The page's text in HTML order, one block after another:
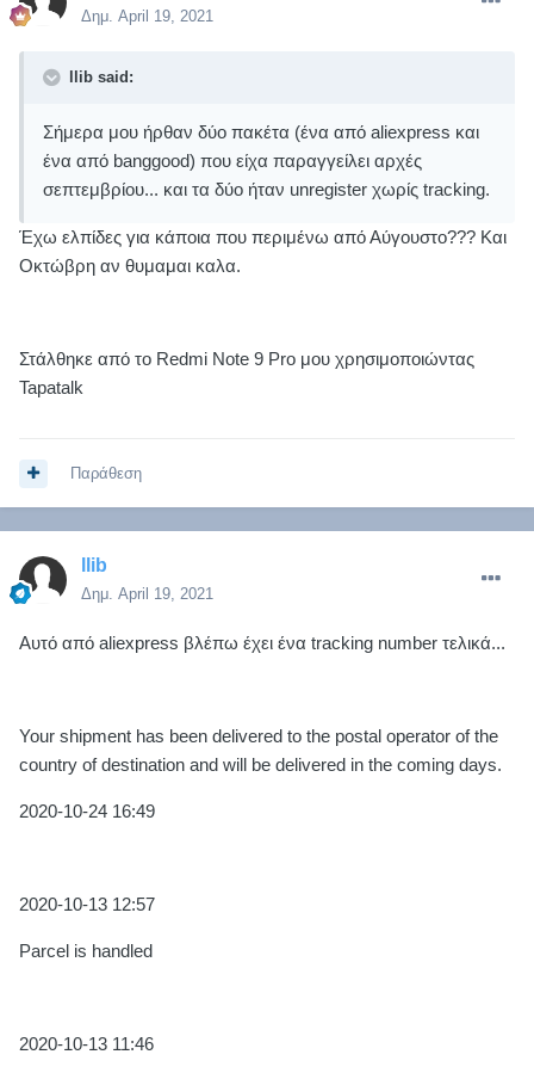
Δημ. April 19, 2021
llib said:
Σήμερα μου ήρθαν δύο πακέτα (ένα από aliexpress και
ένα από banggood) που είχα παραγγείλει αρχές
σεπτεμβρίου... και τα δύο ήταν unregister χωρίς tracking.
Έχω ελπίδες για κάποια που περιμένω από Αύγουστο??? Και
Οκτώβρη αν θυμαμαι καλα.
Στάλθηκε από το Redmi Note 9 Pro μου χρησιμοποιώντας
Tapatalk
Παράθεση
llib
Δημ. April 19, 2021
Αυτό από aliexpress βλέπω έχει ένα tracking number τελικά...
Your shipment has been delivered to the postal operator of the
country of destination and will be delivered in the coming days.
2020-10-24 16:49
2020-10-13 12:57
Parcel is handled
2020-10-13 11:46